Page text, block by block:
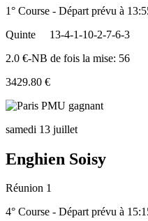
1° Course - Départ prévu à
Quinte
13-4-1-10-2-7-6-3
2.0 €-NB de fois la mise: 56
3429.80 €
samedi 13 juillet
Enghien Soisy
Réunion 1
4° Course - Départ prévu à